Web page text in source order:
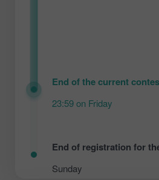
End of the current
23:59 on Friday
End of registration for
Sunday